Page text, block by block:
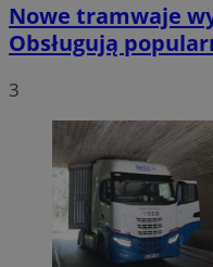
Nowe tramwaje
Obsługują
3